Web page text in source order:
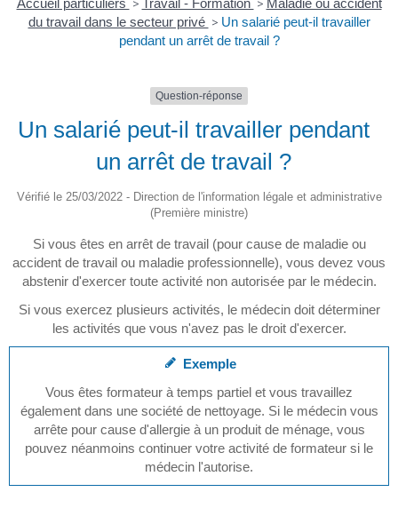
Accueil particuliers > Travail - Formation > Maladie ou accident
du travail dans le secteur privé > Un salarié peut-il travailler
pendant un arrêt de travail ?
Question-réponse
Un salarié peut-il travailler pendant
un arrêt de travail ?
Vérifié le 25/03/2022 - Direction de l'information légale et administrative
(Première ministre)
Si vous êtes en arrêt de travail (pour cause de maladie ou
accident de travail ou maladie professionnelle), vous devez vous
abstenir d'exercer toute activité non autorisée par le médecin.
Si vous exercez plusieurs activités, le médecin doit déterminer
les activités que vous n'avez pas le droit d'exercer.
Exemple
Vous êtes formateur à temps partiel et vous travaillez
également dans une société de nettoyage. Si le médecin vous
arrête pour cause d'allergie à un produit de ménage, vous
pouvez néanmoins continuer votre activité de formateur si le
médecin l'autorise.